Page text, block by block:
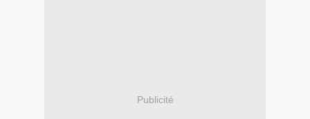
Publicité